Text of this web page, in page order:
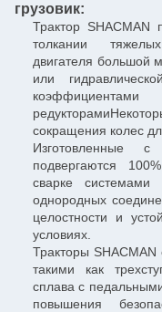
грузовик:
Трактор SHACMAN
толкании
двигателя большой
или
сокращения колес
Изготовленные с
подвергаются
сварке системами
однородных
целостности и
условиях.
Тракторы
такими как
сплава с
повышения